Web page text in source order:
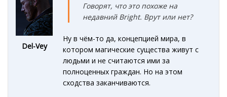
Del-Vey
Говорят, что это похоже на
недавний Bright. Врут или нет?
Ну в чём-то да, концепцией мира, в
котором магические существа живут с
людьми и не считаются ими за
полноценных граждан. Но на этом
сходства заканчиваются.